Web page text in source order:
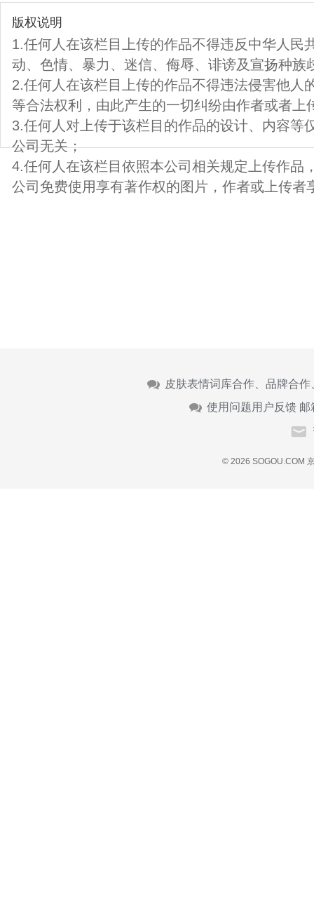
版权说明
1.任何人在该栏目上传的作品不得违反中华人民
动、色情、暴力、迷信、侮辱、诽谤及宣扬种族
2.任何人在该栏目上传的作品不得违法侵害他人
等合法权利，由此产生的一切纠纷由作者或者上
3.任何人对上传于该栏目的作品的设计、内容等
公司无关；
4.任何人在该栏目依照本公司相关规定上传作品
公司免费使用享有著作权的图片，作者或上传者
皮肤表情词库合作、品牌合
使用问题用户反馈 邮
© 2026 SOGOU.COM